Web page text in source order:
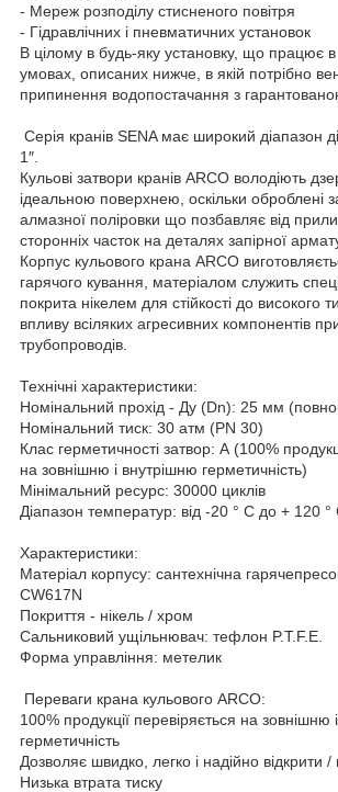
- Мереж розподілу стисненого повітря
- Гідравлічних і пневматичних установок
В цілому в будь-яку установку, що працює в
умовах, описаних нижче, в якій потрібно
припинення водопостачання з
Серія кранів SENA має широкий діапазон
1″.
Кульові затвори кранів ARCO володіють
ідеальною поверхнею, оскільки оброблені
алмазної поліровки що позбавляє від
сторонніх часток на деталях запірної
Корпус кульового крана ARCO
гарячого кування, матеріалом служить
покрита нікелем для стійкості до високого
впливу всіляких агресивних компонентів
трубопроводів.
Технічні характеристики:
Номінальний прохід - Ду (Dn): 25 мм
Номінальний тиск: 30 атм (PN 30)
Клас герметичності затвор: А (100%
на зовнішню і внутрішню герметичність)
Мінімальний ресурс: 30000 циклів
Діапазон температур: від -20 ° С до + 120 °
Характеристики:
Матеріал корпусу: сантехнічна
CW617N
Покриття - нікель / хром
Сальниковий ущільнювач: тефлон P.T.F.E.
Форма управління: метелик
Переваги крана кульового ARCO:
100% продукції перевіряється на зовнішню
герметичність
Дозволяє швидко, легко і надійно відкрити /
Низька втрата тиску